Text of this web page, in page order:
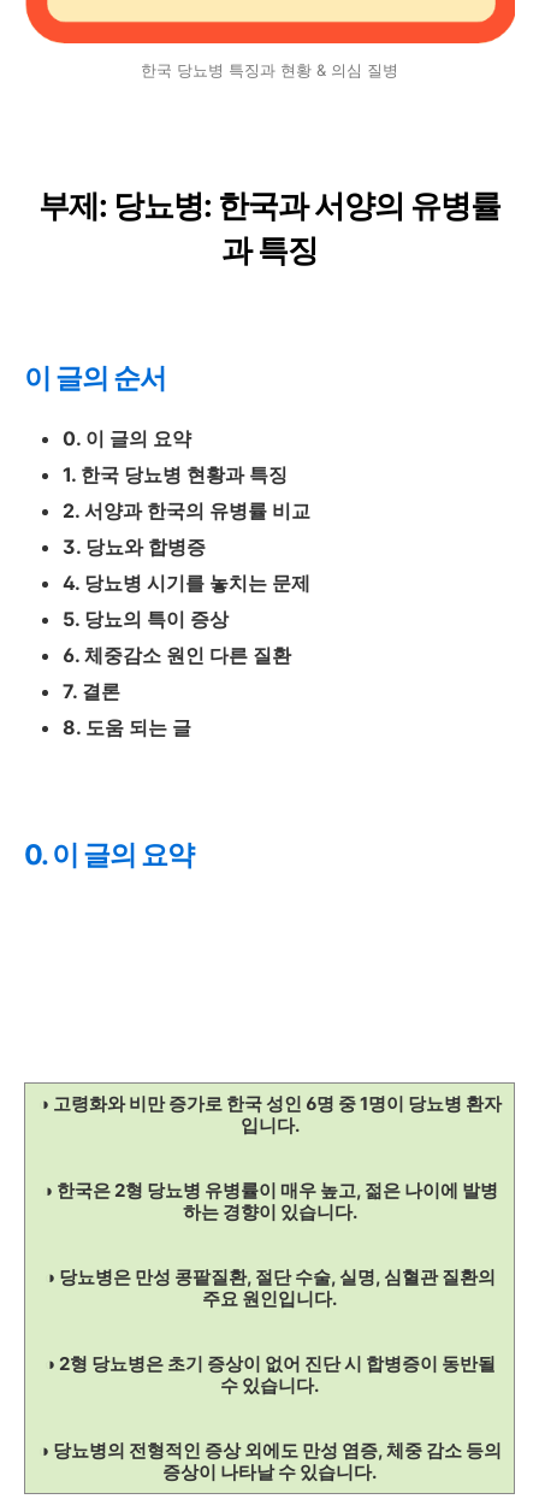
한국 당뇨병 특징과 현황 & 의심 질병
부제: 당뇨병: 한국과 서양의 유병률
과 특징
이 글의 순서
0. 이 글의 요약
1. 한국 당뇨병 현황과 특징
2. 서양과 한국의 유병률 비교
3. 당뇨와 합병증
4. 당뇨병 시기를 놓치는 문제
5. 당뇨의 특이 증상
6. 체중감소 원인 다른 질환
7. 결론
8. 도움 되는 글
0. 이 글의 요약
◑ 고령화와 비만 증가로 한국 성인 6명 중 1명이 당뇨병 환자
입니다.
◑ 한국은 2형 당뇨병 유병률이 매우 높고, 젊은 나이에 발병
하는 경향이 있습니다.
◑ 당뇨병은 만성 콩팥질환, 절단 수술, 실명, 심혈관 질환의
주요 원인입니다.
◑ 2형 당뇨병은 초기 증상이 없어 진단 시 합병증이 동반될
수 있습니다.
◑ 당뇨병의 전형적인 증상 외에도 만성 염증, 체중 감소 등의
증상이 나타날 수 있습니다.